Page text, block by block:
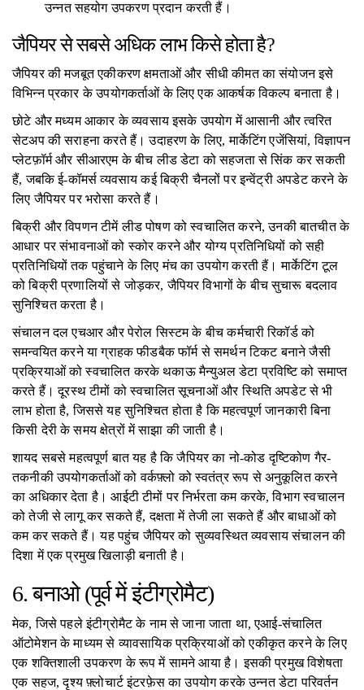
उन्नत सहयोग उपकरण प्रदान करती हैं।
जैपियर से सबसे अधिक लाभ किसे होता है?
जैपियर की मजबूत एकीकरण क्षमताओं और सीधी कीमत का संयोजन इसे
विभिन्न प्रकार के उपयोगकर्ताओं के लिए एक आकर्षक विकल्प बनाता है।
छोटे और मध्यम आकार के व्यवसाय इसके उपयोग में आसानी और त्वरित
सेटअप की सराहना करते हैं। उदाहरण के लिए, मार्केटिंग एजेंसियां, विज्ञापन
प्लेटफ़ॉर्म और सीआरएम के बीच लीड डेटा को सहजता से सिंक कर सकती
हैं, जबकि ई-कॉमर्स व्यवसाय कई बिक्री चैनलों पर इन्वेंट्री अपडेट करने के
लिए जैपियर पर भरोसा करते हैं।
बिक्री और विपणन टीमें लीड पोषण को स्वचालित करने, उनकी बातचीत के
आधार पर संभावनाओं को स्कोर करने और योग्य प्रतिनिधियों को सही
प्रतिनिधियों तक पहुंचाने के लिए मंच का उपयोग करती हैं। मार्केटिंग टूल
को बिक्री प्रणालियों से जोड़कर, जैपियर विभागों के बीच सुचारू बदलाव
सुनिश्चित करता है।
संचालन दल एचआर और पेरोल सिस्टम के बीच कर्मचारी रिकॉर्ड को
समन्वयित करने या ग्राहक फीडबैक फॉर्म से समर्थन टिकट बनाने जैसी
प्रक्रियाओं को स्वचालित करके थकाऊ मैन्युअल डेटा प्रविष्टि को समाप्त
करते हैं। दूरस्थ टीमों को स्वचालित सूचनाओं और स्थिति अपडेट से भी
लाभ होता है, जिससे यह सुनिश्चित होता है कि महत्वपूर्ण जानकारी बिना
किसी देरी के समय क्षेत्रों में साझा की जाती है।
शायद सबसे महत्वपूर्ण बात यह है कि जैपियर का नो-कोड दृष्टिकोण गैर-
तकनीकी उपयोगकर्ताओं को वर्कफ़्लो को स्वतंत्र रूप से अनुकूलित करने
का अधिकार देता है। आईटी टीमों पर निर्भरता कम करके, विभाग स्वचालन
को तेजी से लागू कर सकते हैं, दक्षता में तेजी ला सकते हैं और बाधाओं को
कम कर सकते हैं। यह पहुंच जैपियर को सुव्यवस्थित व्यवसाय संचालन की
दिशा में एक प्रमुख खिलाड़ी बनाती है।
6. बनाओ (पूर्व में इंटीग्रोमैट)
मेक, जिसे पहले इंटीग्रोमैट के नाम से जाना जाता था, एआई-संचालित
ऑटोमेशन के माध्यम से व्यावसायिक प्रक्रियाओं को एकीकृत करने के लिए
एक शक्तिशाली उपकरण के रूप में सामने आया है। इसकी प्रमुख विशेषता
एक सहज, दृश्य फ़्लोचार्ट इंटरफ़ेस का उपयोग करके उन्नत डेटा परिवर्तन